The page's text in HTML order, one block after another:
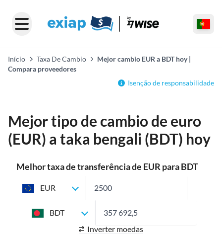
Início Taxa De Cambio
Mejor cambio EUR a BDT hoy |
Compara proveedores
Isenção de responsabilidade
Mejor tipo de cambio de euro
(EUR) a taka bengali (BDT) hoy
Melhor taxa de transferência de EUR para BDT
EUR
BDT
Inverter moedas